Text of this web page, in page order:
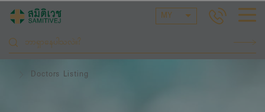
MY
Doctors Listing